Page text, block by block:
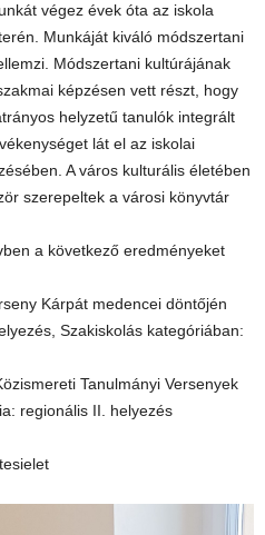
végez évek óta az iskola
Munkáját kiváló módszertani
Módszertani kultúrájának
képzésen vett részt, hogy
helyzetű tanulók integrált
lát el az iskolai
A város kulturális életében
szerepeltek a városi könyvtár
a következő eredményeket
Kárpát medencei döntőjén
Szakiskolás kategóriában:
Tanulmányi Versenyek
regionális II. helyezés